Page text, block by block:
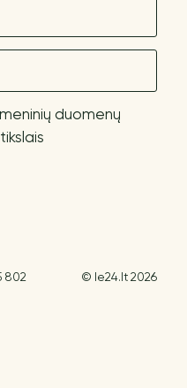
duomenų
802 © le24.lt 2026